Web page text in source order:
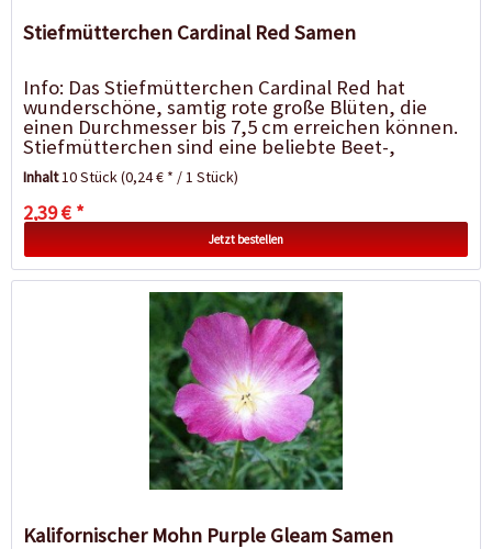
Stiefmütterchen Cardinal Red Samen
Info: Das Stiefmütterchen Cardinal Red hat
wunderschöne, samtig rote große Blüten, die
einen Durchmesser bis 7,5 cm erreichen können.
Stiefmütterchen sind eine beliebte Beet-,
Blumenkasten- und...
Inhalt10 Stück(0,24 € * / 1 Stück)
2,39 € *
Jetzt bestellen
Kalifornischer Mohn Purple Gleam Samen